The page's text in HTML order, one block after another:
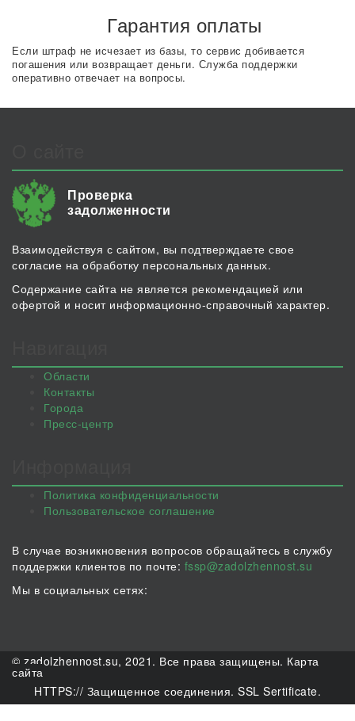
Гарантия оплаты
Если штраф не исчезает из базы, то сервис добивается
погашения или возвращает деньги. Служба поддержки
оперативно отвечает на вопросы.
Проверка
задолженности
Взаимодействуя с сайтом, вы подтверждаете свое
согласие на обработку персональных данных.
Содержание сайта не является рекомендацией или
офертой и носит информационно-справочный характер.
Области
Контакты
Города
Пресс-центр
Политика конфиденциальности
Пользовательское соглашение
В случае возникновения вопросов обращайтесь в службу
поддержки клиентов по почте: fssp@zadolzhennost.su
Мы в социальных сетях:
© zadolzhennost.su, 2021. Все права защищены. Карта
сайта
HTTPS:// Защищенное соединения. SSL Sertificate.